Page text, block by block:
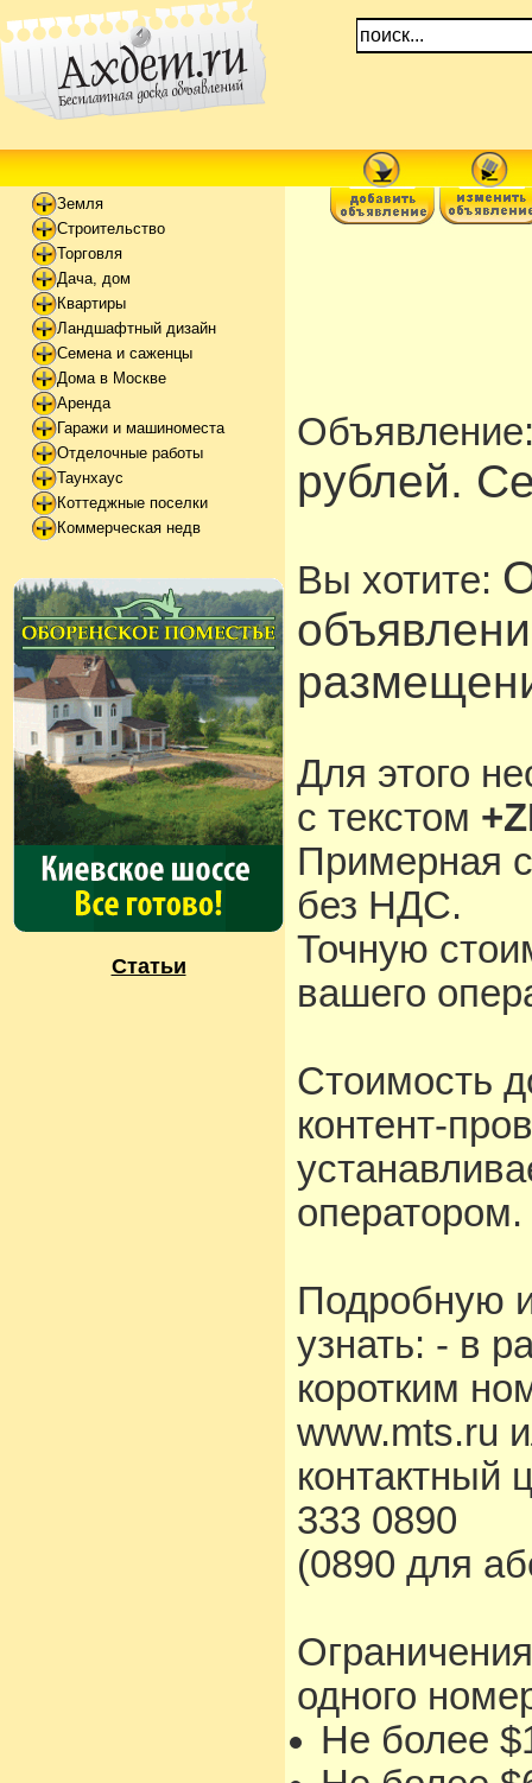
Земля
Строительство
Торговля
Дача, дом
Квартиры
Ландшафтный дизайн
Семена и саженцы
Дома в Москве
Аренда
Гаражи и машиноместа
Отделочные работы
Таунхаус
Коттеджные поселки
Коммерческая недв
Статьи
рублей.
Вы хотите:
Для этого
с текстом
Примерная
без НДС.
Точную
вашего
Стоимость
контент-
оператором.
Подробную
узнать: - в
коротким
www.mts.ru
контактный
333 0890
(0890 для
одного
Не более